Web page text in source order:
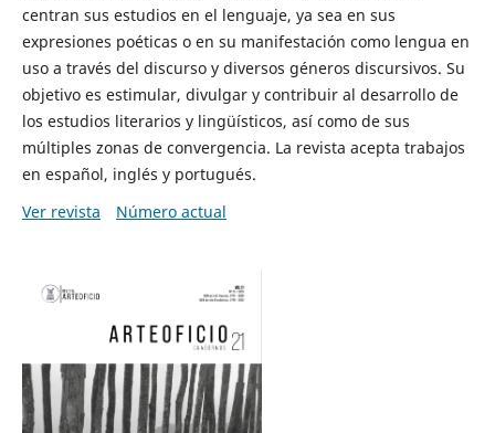
centran sus estudios en el lenguaje, ya sea en sus
expresiones poéticas o en su manifestación como lengua en
uso a través del discurso y diversos géneros discursivos. Su
objetivo es estimular, divulgar y contribuir al desarrollo de
los estudios literarios y lingüísticos, así como de sus
múltiples zonas de convergencia. La revista acepta trabajos
en español, inglés y portugués.
Ver revista
Número actual